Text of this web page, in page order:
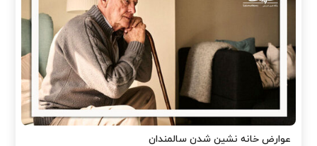
عوارض خانه نشین شدن سالمندان